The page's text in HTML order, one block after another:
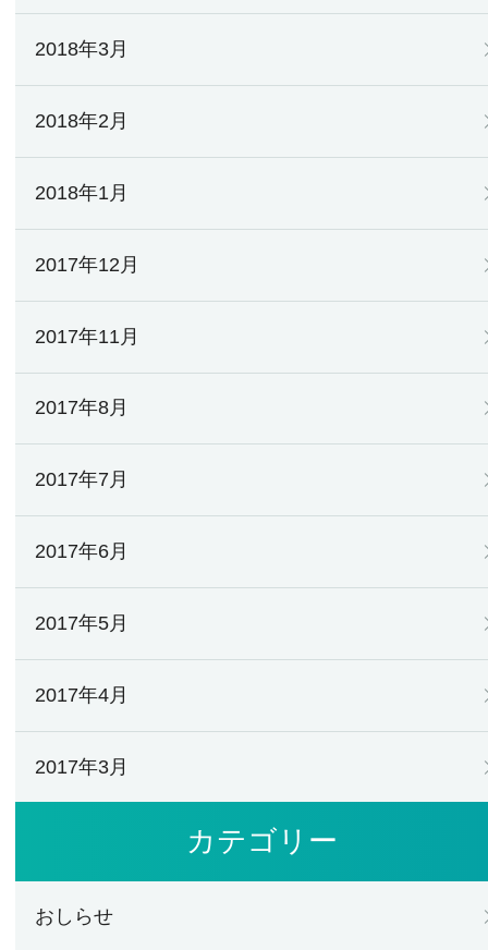
2018年3月
2018年2月
2018年1月
2017年12月
2017年11月
2017年8月
2017年7月
2017年6月
2017年5月
2017年4月
2017年3月
カテゴリー
おしらせ